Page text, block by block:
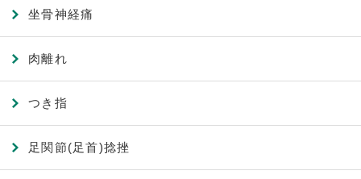
坐骨神経痛
肉離れ
つき指
足関節(足首)捻挫